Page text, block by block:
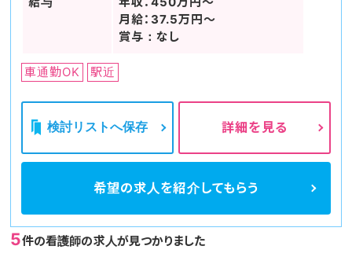
月給：37.5万円～
賞与：なし
車通勤OK 駅近
検討リストへ保存 詳細を見る
希望の求人を紹介してもらう
5件の看護師の求人が見つかりました